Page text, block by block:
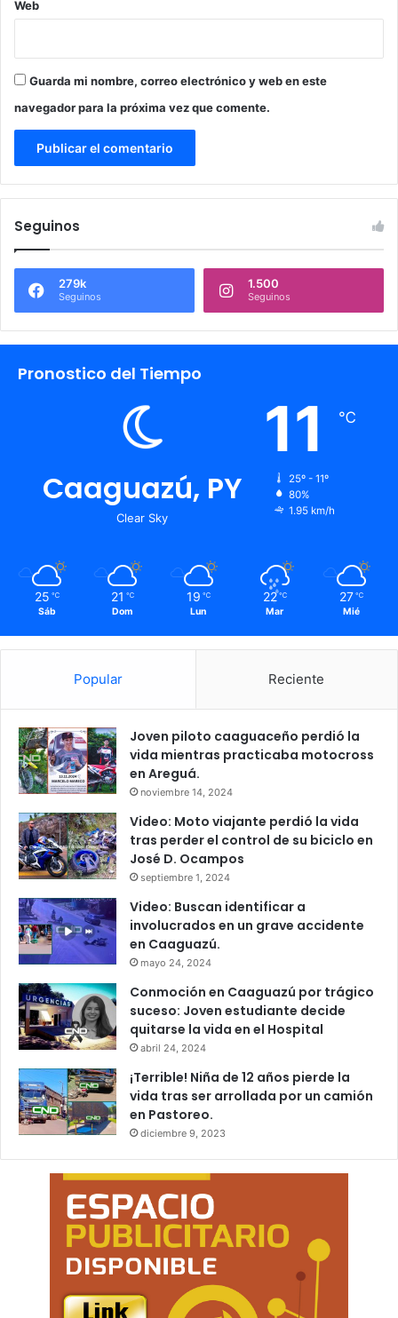
Web
Guarda mi nombre, correo electrónico y web en este
navegador para la próxima vez que comente.
Seguinos
279k
Seguinos
1.500
Seguinos
Pronostico del Tiempo
Caaguazú, PY
Clear Sky
11 ℃
25º - 11º
80%
1.95 km/h
25 ℃
Sáb
21 ℃
Dom
19 ℃
Lun
22 ℃
Mar
27 ℃
Mié
Popular Reciente
Joven piloto caaguaceño perdió la
vida mientras practicaba motocross
en Areguá.
noviembre 14, 2024
Video: Moto viajante perdió la vida
tras perder el control de su biciclo en
José D. Ocampos
septiembre 1, 2024
Video: Buscan identificar a
involucrados en un grave accidente
en Caaguazú.
mayo 24, 2024
Conmoción en Caaguazú por trágico
suceso: Joven estudiante decide
quitarse la vida en el Hospital
abril 24, 2024
¡Terrible! Niña de 12 años pierde la
vida tras ser arrollada por un camión
en Pastoreo.
diciembre 9, 2023